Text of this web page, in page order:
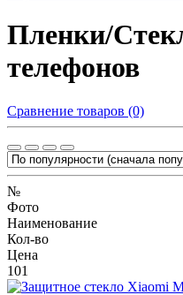
Пленки/
телефонов
Сравнение товаров (0)
№
Фото
Наименование
Кол-во
Цена
101